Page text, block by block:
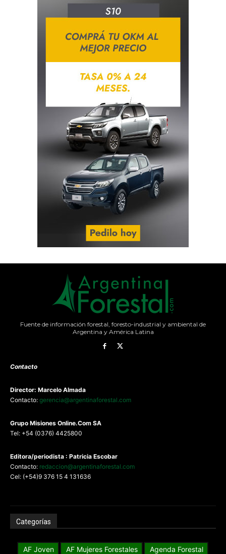
Fuente de información forestal, foresto-industrial y ambiental de
Argentina y América Latina
Contacto
Director: Marcelo Almada
Contacto: gerencia@argentinaforestal.com
Grupo Misiones Online.Com SA
Tel: +54 (0376) 4425800
Editora/periodista : Patricia Escobar
Contacto: redaccion@argentinaforestal.com
Cel: (+54)9 376 15 4 131636
Categorías
AF Joven AF Mujeres Forestales
Agenda Forestal